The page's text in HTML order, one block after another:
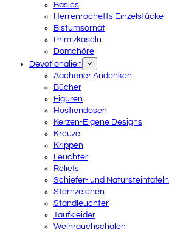
Basics
Herrenrochetts Einzelstücke
Bistumsornat
Primizkaseln
Domchöre
Devotionalien
Aachener Andenken
Bücher
Figuren
Hostiendosen
Kerzen-Eigene Designs
Kreuze
Krippen
Leuchter
Reliefs
Schiefer- und Natursteintafeln
Sternzeichen
Standleuchter
Taufkleider
Weihrauchschalen